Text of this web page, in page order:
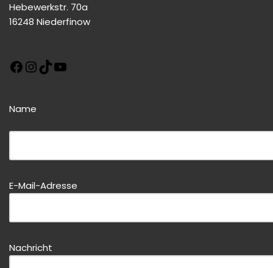
Hebewerkstr. 70a
16248 Niederfinow
Name
Bitte dieses Feld leer lassen!
E-Mail-Adresse
Nachricht